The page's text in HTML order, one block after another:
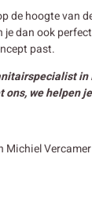
de hoogte van
je dan ook
past.
in
ons, we helpen
Michiel Vercamer